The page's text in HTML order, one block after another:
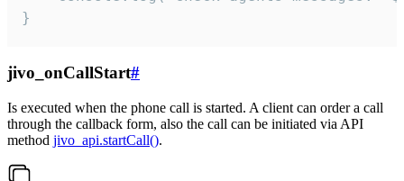
}
jivo_onCallStart#
Is executed when the phone call is started. A client can order a call
through the callback form, also the call can be initiated via API
method jivo_api.startCall().